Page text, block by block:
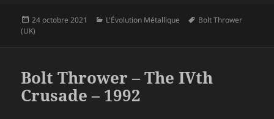
Publié
le
24 octobre 2021 Catégories
L'Évolution Métallique
Mots-
Bolt Thrower
(UK)
Bolt Thrower – The IVth
Crusade – 1992